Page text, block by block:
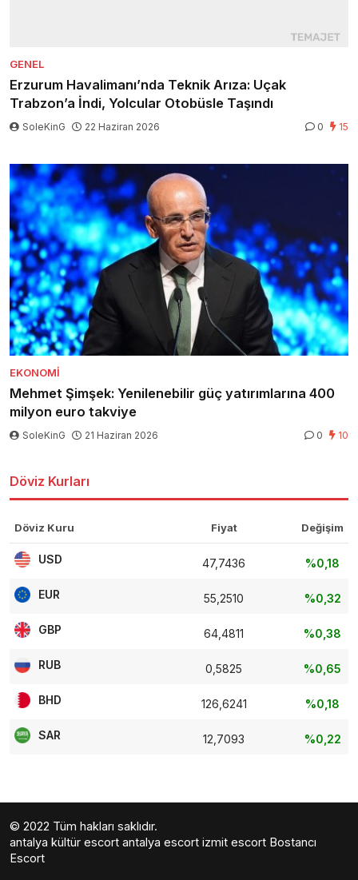
GENEL
Erzurum Havalimanı’nda Teknik Arıza: Uçak
Trabzon’a İndi, Yolcular Otobüsle Taşındı
SoleKinG 22 Haziran 2026 0 15
EKONOMI
Mehmet Şimşek: Yenilenebilir güç yatırımlarına 400
milyon euro takviye
SoleKinG 21 Haziran 2026 0 10
Döviz Kurları
Döviz Kuru Fiyat Değişim
USD 47,7436 %0,18
EUR 55,2510 %0,32
GBP 64,4811 %0,38
RUB 0,5825 %0,65
BHD 126,6241 %0,18
SAR 12,7093 %0,22
© 2022 Tüm hakları saklıdır.
antalya kültür escort antalya escort izmit escort Bostancı
Escort